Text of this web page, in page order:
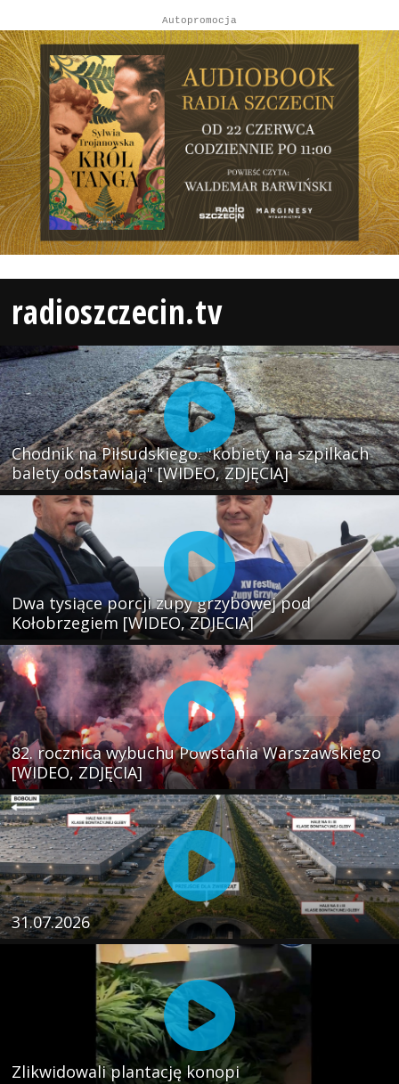
Autopromocja
radioszczecin.tv
Chodnik na Piłsudskiego: "kobiety na szpilkach
balety odstawiają" [WIDEO, ZDJĘCIA]
Dwa tysiące porcji zupy grzybowej pod
Kołobrzegiem [WIDEO, ZDJECIA]
82. rocznica wybuchu Powstania Warszawskiego
[WIDEO, ZDJĘCIA]
31.07.2026
Zlikwidowali plantację konopi